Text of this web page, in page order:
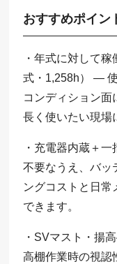
おすすめポイン
・年式に対して
式・1,258h） —
コンディション面
長く使いたい現場
・充電器内蔵＋
不要なうえ、バッ
ングコストと日常
できます。
・SVマスト・揚
高棚作業時の視認